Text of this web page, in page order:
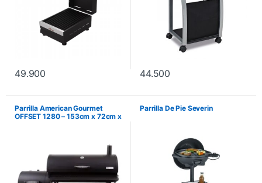
49.900 44.500
Parrilla American Gourmet
OFFSET 1280 – 153cm x 72cm x
Parrilla De Pie Severin